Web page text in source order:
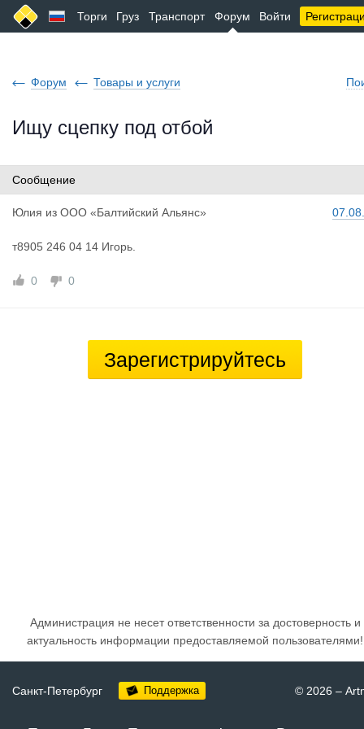
Торги Груз Транспорт Форум Войти
Форум Товары и услуги
Ищу сцепку под отбой
Сообщение
Юлия из ООО «Балтийский Альянс»
т8905 246 04 14 Игорь.
0 0
Зарегистрируйтесь
Администрация не несет ответственности за достоверность и
актуальность информации предоставляемой пользователями!
Санкт-Петербург Поддержка © 2026 –